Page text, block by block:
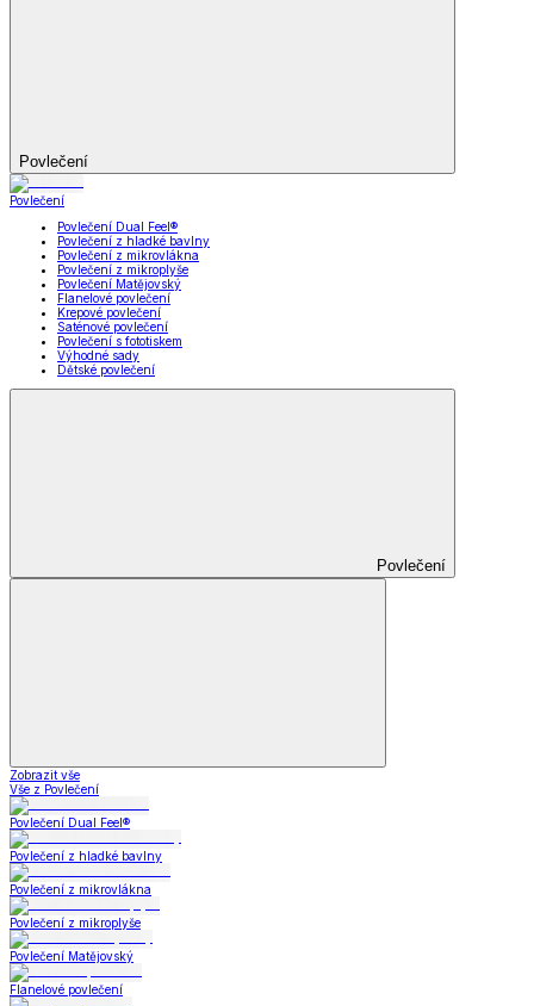
Povlečení
Povlečení
Povlečení Dual Feel®
Povlečení z hladké bavlny
Povlečení z mikrovlákna
Povlečení z mikroplyše
Povlečení Matějovský
Flanelové povlečení
Krepové povlečení
Saténové povlečení
Povlečení s fototiskem
Výhodné sady
Dětské povlečení
Povlečení
Zobrazit vše
Vše z Povlečení
Povlečení Dual Feel®
Povlečení z hladké bavlny
Povlečení z mikrovlákna
Povlečení z mikroplyše
Povlečení Matějovský
Flanelové povlečení